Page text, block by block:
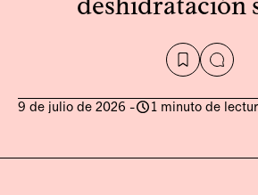
9 de julio de 2026 - 1 minuto de